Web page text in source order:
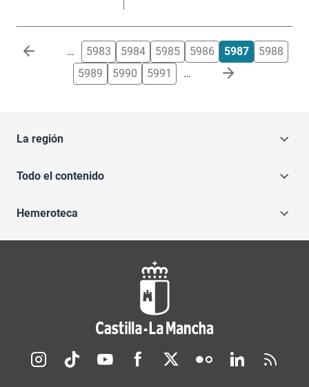
Paginación … 5983 5984 5985 5986 5987
5988
5989
5990 5991 …
La región
Todo el contenido
Hemeroteca
Redes sociales JCCM